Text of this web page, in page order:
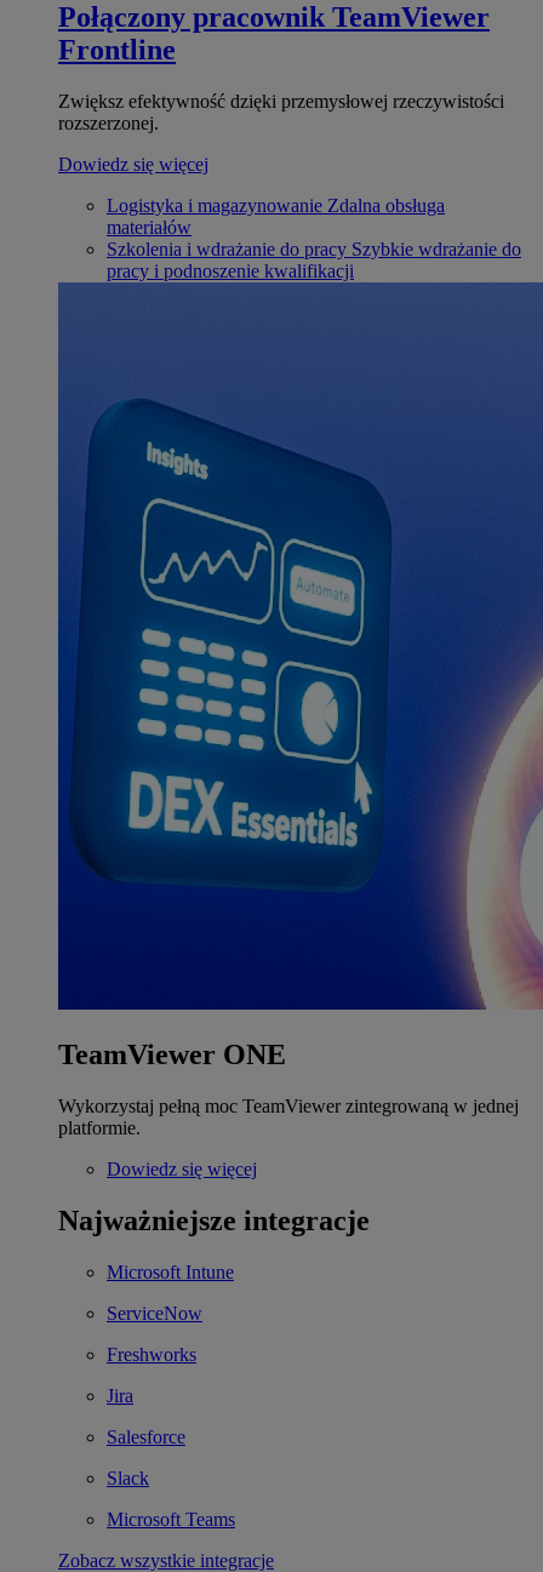
Połączony pracownik TeamViewer
Frontline
Zwiększ efektywność dzięki przemysłowej rzeczywistości
rozszerzonej.
Dowiedz się więcej
Logistyka i magazynowanie Zdalna obsługa
materiałów
Szkolenia i wdrażanie do pracy Szybkie wdrażanie do
pracy i podnoszenie kwalifikacji
TeamViewer ONE
Wykorzystaj pełną moc TeamViewer zintegrowaną w jednej
platformie.
Dowiedz się więcej
Najważniejsze integracje
Microsoft Intune
ServiceNow
Freshworks
Jira
Salesforce
Slack
Microsoft Teams
Zobacz wszystkie integracje